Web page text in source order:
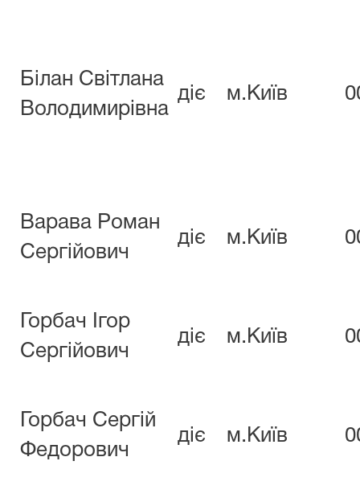
Білан Світлана
Володимирівна
діє м.Київ
Варава Роман
Сергійович
діє м.Київ
Горбач Ігор
Сергійович
діє м.Київ
Горбач Сергій
Федорович
діє м.Київ